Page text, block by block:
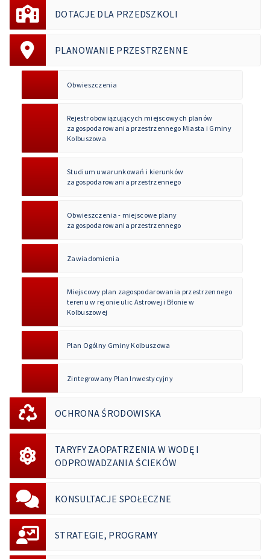
DOTACJE DLA PRZEDSZKOLI
PLANOWANIE PRZESTRZENNE
Obwieszczenia
Rejestr obowiązujących miejscowych planów
zagospodarowania przestrzennego Miasta i Gminy
Kolbuszowa
Studium uwarunkowań i kierunków
zagospodarowania przestrzennego
Obwieszczenia - miejscowe plany
zagospodarowania przestrzennego
Zawiadomienia
Miejscowy plan zagospodarowania przestrzennego
terenu w rejonie ulic Astrowej i Błonie w
Kolbuszowej
Plan Ogólny Gminy Kolbuszowa
Zintegrowany Plan Inwestycyjny
OCHRONA ŚRODOWISKA
TARYFY ZAOPATRZENIA W WODĘ I
ODPROWADZANIA ŚCIEKÓW
KONSULTACJE SPOŁECZNE
STRATEGIE, PROGRAMY